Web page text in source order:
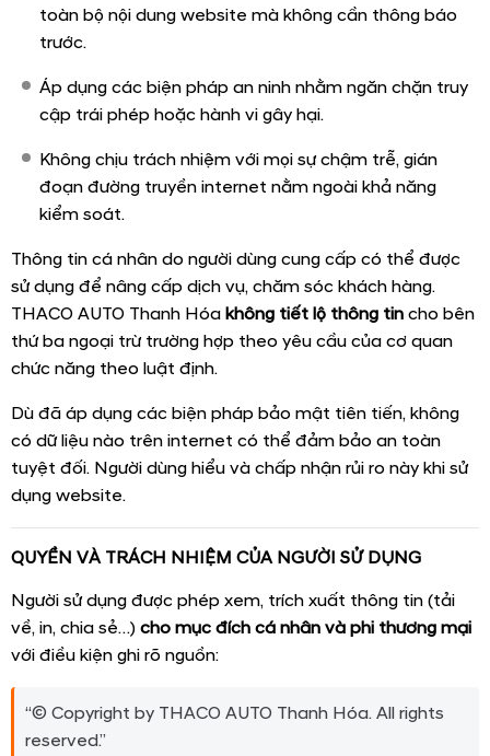
toàn bộ nội dung website mà không cần thông báo
trước.
Áp dụng các biện pháp an ninh nhằm ngăn chặn truy
cập trái phép hoặc hành vi gây hại.
Không chịu trách nhiệm với mọi sự chậm trễ, gián
đoạn đường truyền internet nằm ngoài khả năng
kiểm soát.
Thông tin cá nhân do người dùng cung cấp có thể được
sử dụng để nâng cấp dịch vụ, chăm sóc khách hàng.
THACO AUTO Thanh Hóa không tiết lộ thông tin cho bên
thứ ba ngoại trừ trường hợp theo yêu cầu của cơ quan
chức năng theo luật định.
Dù đã áp dụng các biện pháp bảo mật tiên tiến, không
có dữ liệu nào trên internet có thể đảm bảo an toàn
tuyệt đối. Người dùng hiểu và chấp nhận rủi ro này khi sử
dụng website.
QUYỀN VÀ TRÁCH NHIỆM CỦA NGƯỜI SỬ DỤNG
Người sử dụng được phép xem, trích xuất thông tin (tải
về, in, chia sẻ…) cho mục đích cá nhân và phi thương mại
với điều kiện ghi rõ nguồn:
“© Copyright by THACO AUTO Thanh Hóa. All rights
reserved.”